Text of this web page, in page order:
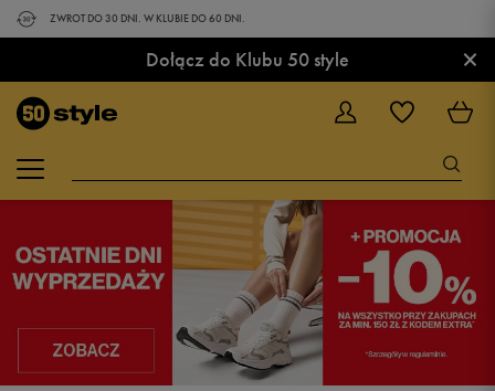
ZWROT DO 30 DNI. W KLUBIE DO 60 DNI.
Dołącz do Klubu 50 style ×